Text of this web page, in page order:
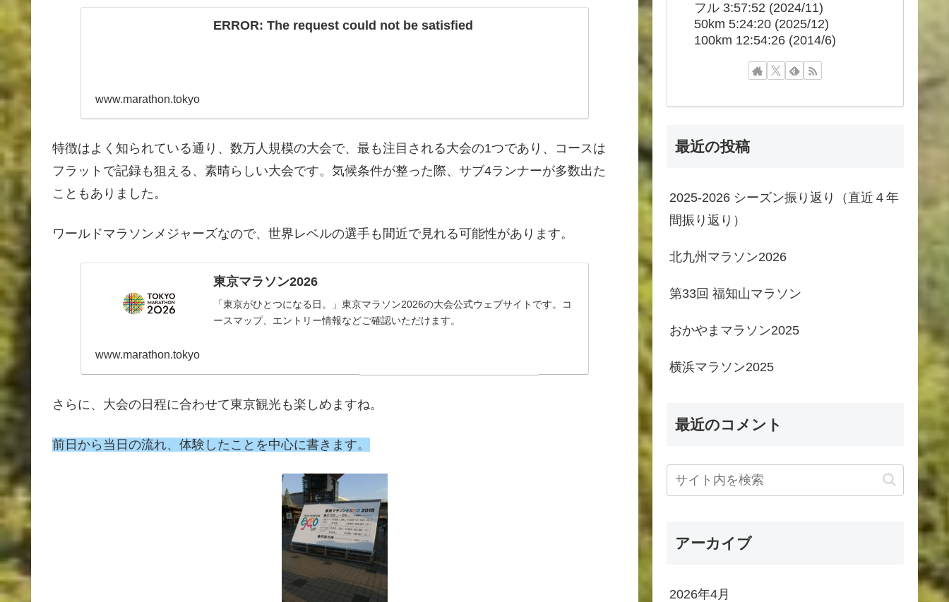
ERROR: The request could not be satisfied
www.marathon.tokyo
特徴はよく知られている通り、数万人規模の大会で、最も注目される大会の1つであり、コースは
フラットで記録も狙える、素晴らしい大会です。気候条件が整った際、サブ4ランナーが多数出た
こともありました。
ワールドマラソンメジャーズなので、世界レベルの選手も間近で見れる可能性があります。
東京マラソン2026
「東京がひとつになる日。」東京マラソン2026の大会公式ウェブサイトです。コ
ースマップ、エントリー情報などご確認いただけます。
www.marathon.tokyo
さらに、大会の日程に合わせて東京観光も楽しめますね。
前日から当日の流れ、体験したことを中心に書きます。
フル 3:57:52 (2024/11)
50km 5:24:20 (2025/12)
100km 12:54:26 (2014/6)
最近の投稿
2025-2026 シーズン振り返り（直近４年
間振り返り）
北九州マラソン2026
第33回 福知山マラソン
おかやまマラソン2025
横浜マラソン2025
最近のコメント
アーカイブ
2026年4月